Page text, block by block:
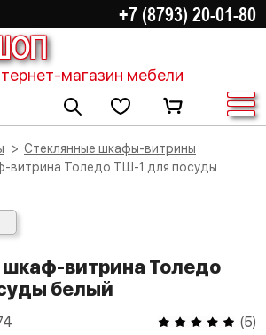
+7 (8793) 20-01-80
магазин мебели
Стеклянные шкафы-витрины
белый
(5)